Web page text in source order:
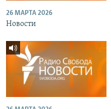
26 МАРТА 2026
Новости